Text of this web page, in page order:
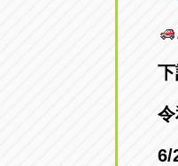
アップル
アップル
6/